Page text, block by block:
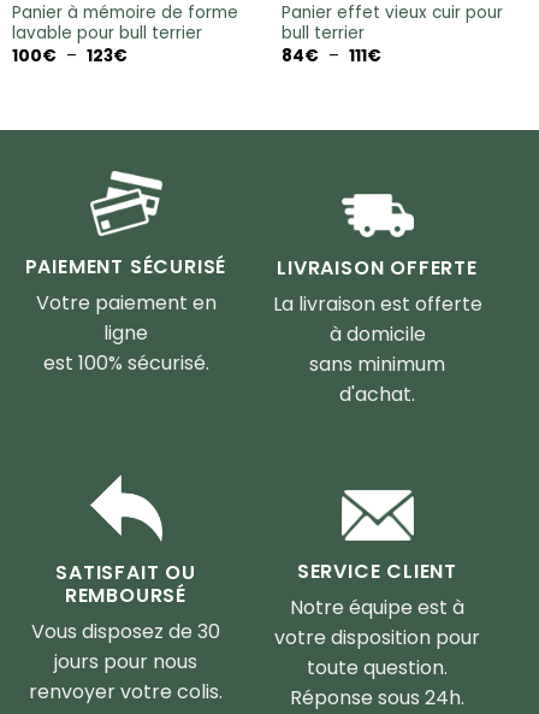
Panier à mémoire de forme
lavable pour bull terrier
100€ – 123€Plage
123€
Panier effet vieux cuir pour
bull terrier
84€ – 111€Plage
111€
PAIEMENT SÉCURISÉ
Votre paiement en
ligne
est 100% sécurisé.
LIVRAISON OFFERTE
La livraison est offerte
à domicile
sans minimum
d'achat.
SATISFAIT OU
REMBOURSÉ
Vous disposez de 30
jours pour nous
renvoyer votre colis.
SERVICE CLIENT
Notre équipe est à
votre disposition pour
toute question.
Réponse sous 24h.